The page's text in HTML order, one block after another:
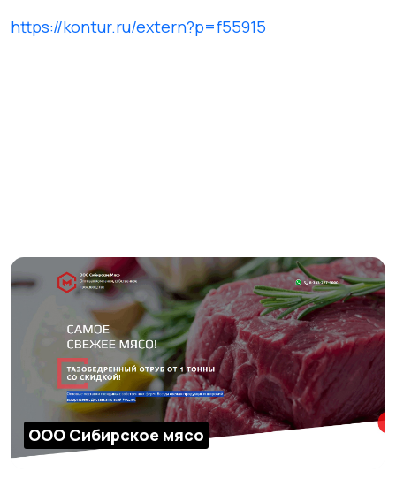
https://kontur.ru/extern?p=f55915
ООО Сибирское мясо